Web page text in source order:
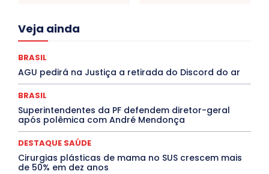
Veja ainda
Acre
Congressuanas & Esplanadumas
Covid-19
Crônica Política Crônicas
CULTURA
Cultura e Tal
DANÇA Dengue
Denuncia
DESTAQUE BRASIL
DESTAQUE DF
DESTAQUE SAÚDE
DESTAQUES OUTROS
DISTRITO FEDERAL
EDUCAÇÃO
ELEIÇÕES
EMPREGO E OPORTUNIDADES
Especial
Espírito Santo ESPORTE
ESTÁGIO
EVENTOS
Febre Oropouche
Goiás
INTELIGÊNCIA ARTIFICIAL
INTERNACIONAL
BRASIL
AGU pedirá na Justiça a retirada do Discord do ar
BRASIL
Superintendentes da PF defendem diretor-geral
após polêmica com André Mendonça
DESTAQUE SAÚDE
Cirurgias plásticas de mama no SUS crescem mais
de 50% em dez anos